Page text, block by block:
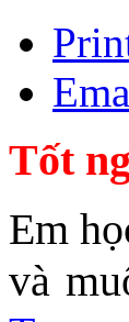
Tốt
Em
và